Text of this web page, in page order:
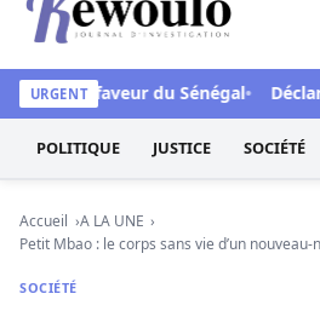
Kéwoulo, le premier site
URGENT
en faveur du Sénégal
POLITIQUE JUSTICE SOCIÉTÉ
Accueil
A LA UNE
Petit Mbao : le corps sans vie d’un
SOCIÉTÉ